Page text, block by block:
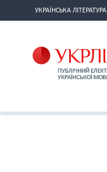
УКРАЇНСЬКА ЛІТЕРАТУРА